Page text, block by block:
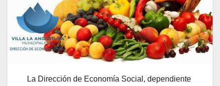
La Dirección de Economía Social, dependiente